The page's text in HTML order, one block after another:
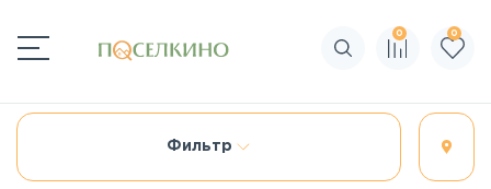
Поиск по сайту
0 0
Фильтр